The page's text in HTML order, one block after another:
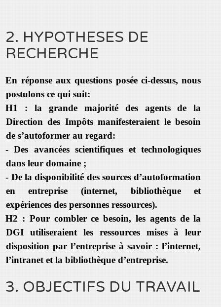
2. HYPOTHESES DE
RECHERCHE
En réponse aux questions posée ci-dessus, nous
postulons ce qui suit:
H1 : la grande majorité des agents de la
Direction des Impôts manifesteraient le besoin
de s’autoformer au regard:
- Des avancées scientifiques et technologiques
dans leur domaine ;
- De la disponibilité des sources d’autoformation
en entreprise (internet, bibliothèque et
expériences des personnes ressources).
H2 : Pour combler ce besoin, les agents de la
DGI utiliseraient les ressources mises à leur
disposition par l’entreprise à savoir : l’internet,
l’intranet et la bibliothèque d’entreprise.
3. OBJECTIFS DU TRAVAIL